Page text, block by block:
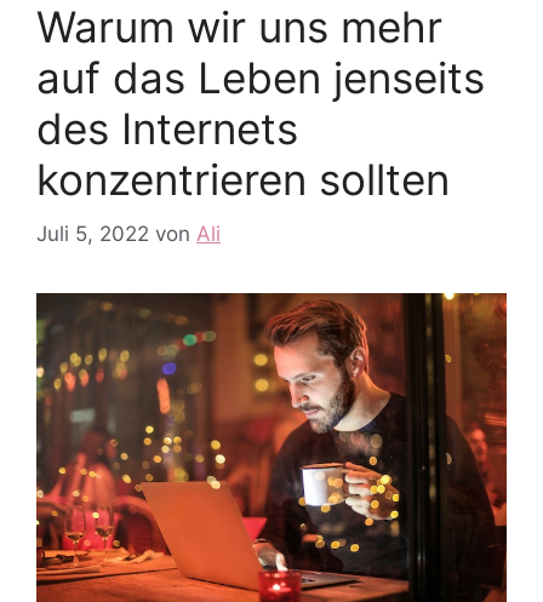
Warum wir uns mehr
auf das Leben jenseits
des Internets
konzentrieren sollten
Juli 5, 2022 von Ali